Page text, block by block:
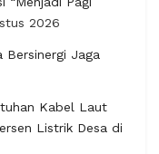
2026
Bersinergi Jaga
Kabel Laut
Listrik Desa di